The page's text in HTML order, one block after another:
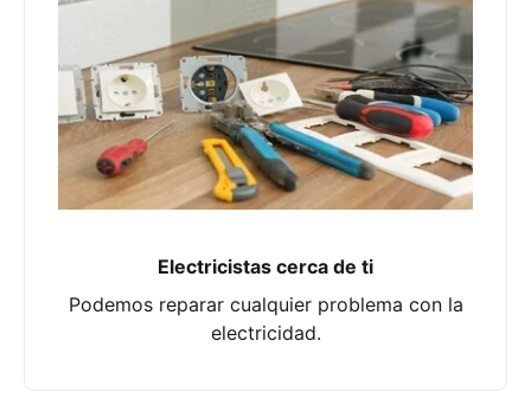
Electricistas cerca de ti
Podemos reparar cualquier problema con la
electricidad.